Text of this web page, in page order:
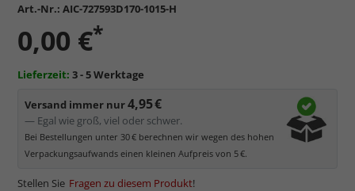
Art.-Nr.: AIC-727593D170-1015-H
0,00 €*
Lieferzeit: 3 - 5 Werktage
Versand immer nur4,95 €
— Egal wie groß, viel oder schwer.
Bei Bestellungen unter 30 € berechnen wir wegen des hohen
Verpackungsaufwands einen kleinen Aufpreis von 5 €.
Stellen Sie Fragen zu diesem Produkt!